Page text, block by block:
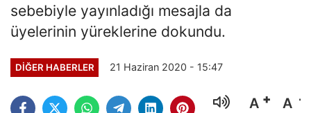
sebebiyle yayınladığı mesajla da
üyelerinin yüreklerine dokundu.
DIĞER HABERLER 21 Haziran 2020 - 15:47
A A